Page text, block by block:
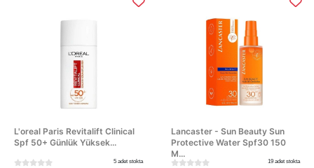
L'oreal Paris Revitalift Clinical
Spf 50+ Günlük Yüksek...
5 adet stokta
Lancaster - Sun Beauty Sun
Protective Water Spf30 150
M...
19 adet stokta